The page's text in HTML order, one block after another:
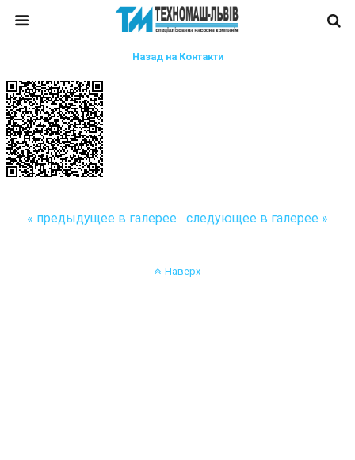
Назад на Контакти
« предыдущее в галерее следующее в галерее »
Наверх